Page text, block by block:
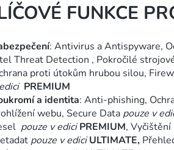
FUNKCE
: Antivirus a Antispyware,
Threat Detection , Pokročilé
proti útokům hrubou silou,
PREMIUM
a identita: Anti-phishing,
webu, Secure Data pouze v
pouze v ediciPREMIUM, Vyčištění
pouze v ediciULTIMATE,